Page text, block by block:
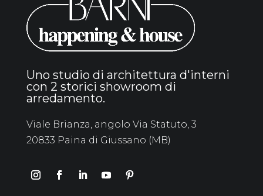
Uno studio di architettura d'interni
con 2 storici showroom di
arredamento.
Viale Brianza, angolo Via Statuto, 3
20833 Paina di Giussano (MB)